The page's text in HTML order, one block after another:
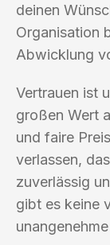
deinen
Organisation
Abwicklung
Vertrauen ist
großen Wert
und faire
verlassen,
zuverlässig
gibt es keine